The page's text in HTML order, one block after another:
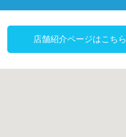
店舗紹介ページはこちら